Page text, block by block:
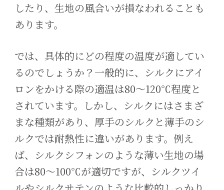
したり、生地の風合いが損なわれることも
あります。
では、具体的にどの程度の温度が適してい
るのでしょうか？一般的に、シルクにアイ
ロンをかける際の適温は80〜120℃程度と
されています。しかし、シルクにはさまざ
まな種類があり、厚手のシルクと薄手のシ
ルクでは耐熱性に違いがあります。例え
ば、シルクシフォンのような薄い生地の場
合は80〜100℃が適切ですが、シルクツイ